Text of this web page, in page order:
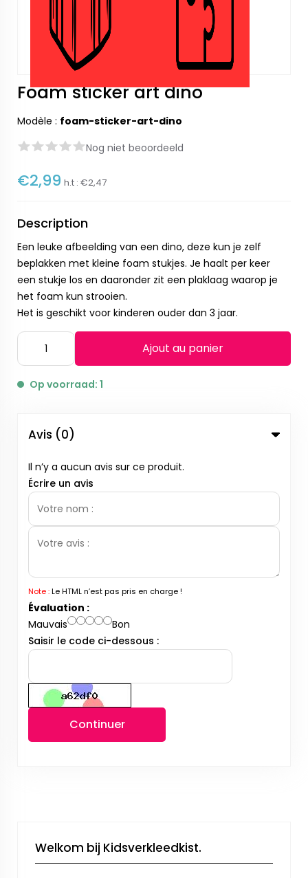
Foam sticker art dino
Modèle : foam-sticker-art-dino
Nog niet beoordeeld
€2,99 h.t : €2,47
Description
Een leuke afbeelding van een dino, deze kun je zelf
beplakken met kleine foam stukjes. Je haalt per keer
een stukje los en daaronder zit een plaklaag waarop je
het foam kun strooien.
Het is geschikt voor kinderen ouder dan 3 jaar.
Ajout au panier
Op voorraad: 1
Avis (0)
Il n’y a aucun avis sur ce produit.
Écrire un avis
Note :Le HTML n’est pas pris en charge !
Évaluation :
Mauvais
Bon
Saisir le code ci-dessous :
Continuer
Welkom bij Kidsverkleedkist.